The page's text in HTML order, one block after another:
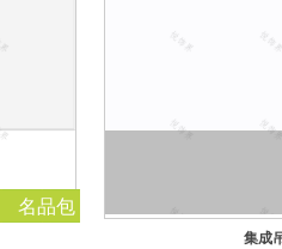
名品包
集成